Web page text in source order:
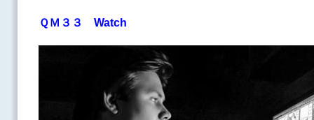
ＱＭ３３ Watch